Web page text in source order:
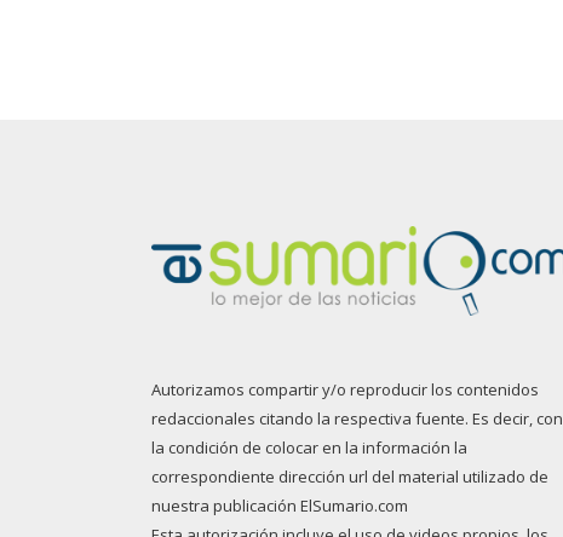
Autorizamos compartir y/o reproducir los contenidos
redaccionales citando la respectiva fuente. Es decir, con
la condición de colocar en la información la
correspondiente dirección url del material utilizado de
nuestra publicación ElSumario.com